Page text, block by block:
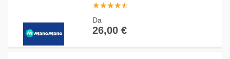
☆☆☆☆☆
★★★★★
Da
26,00 €